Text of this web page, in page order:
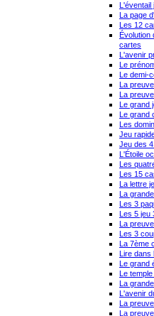
L'éventail
La page
Les 12
Évolution
cartes
L'avenir
Le
Le demi-
La
La
Le grand
Le grand
Les
Jeu
Jeu des
L'Étoile
Les
Les 15
La lettre
La
Les 3
Les 5 jeu
La
Les 3
La 7ème
Lire dans
Le grand
Le
La
L'avenir
La
La